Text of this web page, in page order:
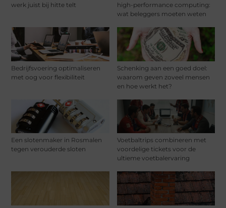
werk juist bij hitte telt
high-performance computing:
wat beleggers moeten weten
Bedrijfsvoering optimaliseren
met oog voor flexibiliteit
Schenking aan een goed doel:
waarom geven zoveel mensen
en hoe werkt het?
Een slotenmaker in Rosmalen
tegen verouderde sloten
Voetbaltrips combineren met
voordelige tickets voor de
ultieme voetbalervaring